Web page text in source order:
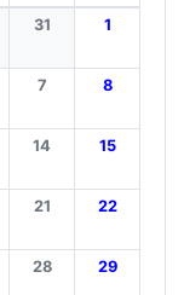
31 1
7 8
14 15
21 22
28 29